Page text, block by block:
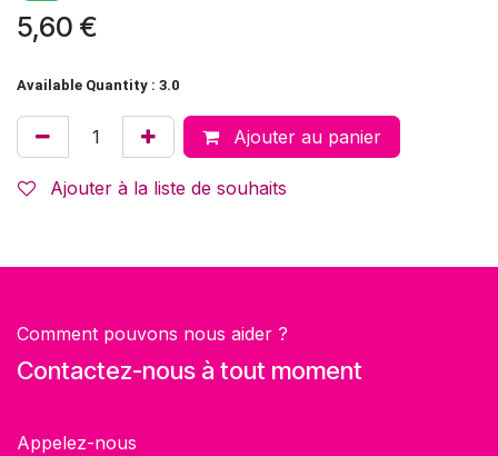
5,60 €
Available Quantity : 3.0
Ajouter au panier
Ajouter à la liste de souhaits
Comment pouvons nous aider ?
Contactez-nous à tout moment
Appelez-nous